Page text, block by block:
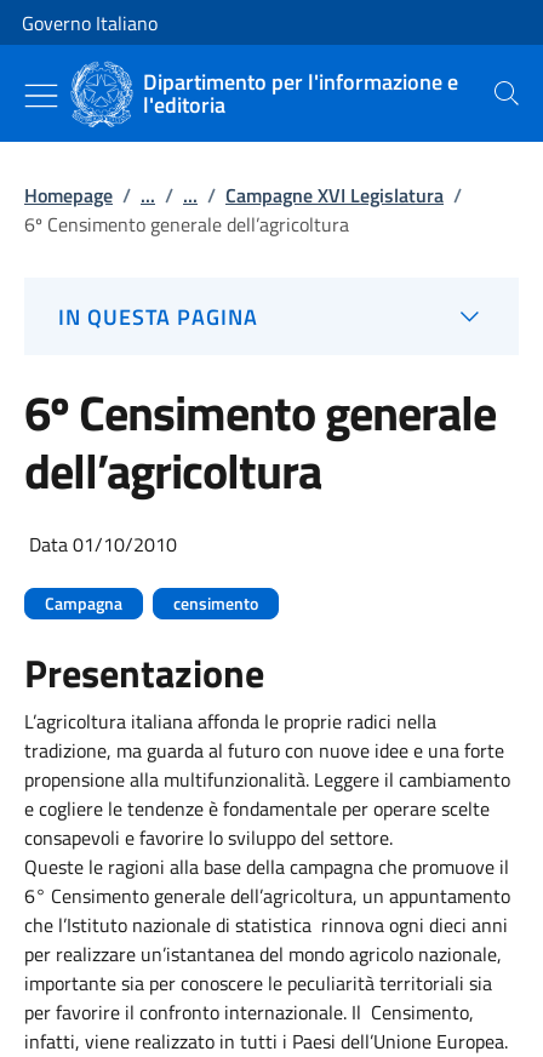
Vai al contenuto
Vai alla navigazione del sito
Governo Italiano
Dipartimento per l'informazione e
l'editoria Cerca
Homepage / ... / ... / Campagne XVI Legislatura /
6º Censimento generale dell’agricoltura
IN QUESTA PAGINA
6º Censimento generale
dell’agricoltura
Data 01/10/2010
Campagna censimento
Presentazione
L’agricoltura italiana affonda le proprie radici nella
tradizione, ma guarda al futuro con nuove idee e una forte
propensione alla multifunzionalità. Leggere il cambiamento
e cogliere le tendenze è fondamentale per operare scelte
consapevoli e favorire lo sviluppo del settore.
Queste le ragioni alla base della campagna che promuove il
6° Censimento generale dell’agricoltura, un appuntamento
che l’Istituto nazionale di statistica rinnova ogni dieci anni
per realizzare un’istantanea del mondo agricolo nazionale,
importante sia per conoscere le peculiarità territoriali sia
per favorire il confronto internazionale. Il Censimento,
infatti, viene realizzato in tutti i Paesi dell’Unione Europea.